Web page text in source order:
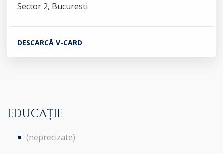
Sector 2, Bucuresti
DESCARCĂ V-CARD
EDUCAȚIE
(neprecizate)